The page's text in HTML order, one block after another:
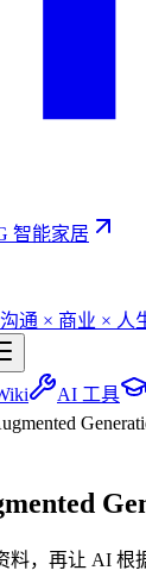
智能家居
通 × 商业 × 人
AI 工具
料，再让 AI 根